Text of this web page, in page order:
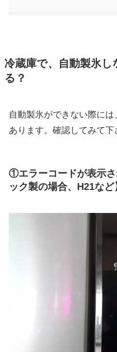
冷蔵庫で、自動製氷
る？
自動製氷ができない際に
あります。確認してみて下
①エラーコードが表示
ック製の場合、H21など